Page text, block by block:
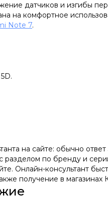
датчиков и изгибы
на комфортное
Note 7.
на сайте: обычно
разделом по бренду и
Онлайн-консультант
получение в магазинах